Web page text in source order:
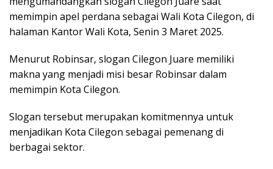
memimpin apel perdana sebagai Wali Kota Cilegon, di
halaman Kantor Wali Kota, Senin 3 Maret 2025.
Menurut Robinsar, slogan Cilegon Juare memiliki
makna yang menjadi misi besar Robinsar dalam
memimpin Kota Cilegon.
Slogan tersebut merupakan komitmennya untuk
menjadikan Kota Cilegon sebagai pemenang di
berbagai sektor.